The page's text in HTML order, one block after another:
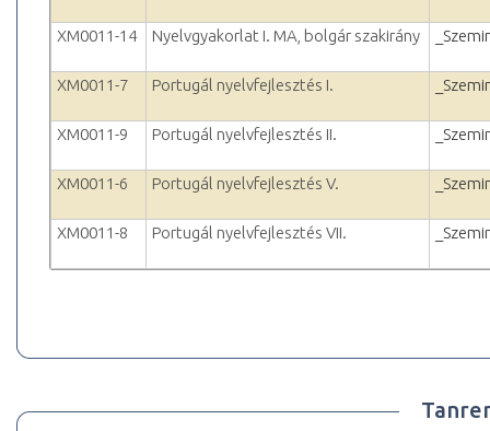
XM0011-14 Nyelvgyakorlat I. MA, bolgár szakirány
XM0011-7 Portugál nyelvfejlesztés I.
XM0011-9 Portugál nyelvfejlesztés II.
XM0011-6 Portugál nyelvfejlesztés V.
XM0011-8 Portugál nyelvfejlesztés VII.